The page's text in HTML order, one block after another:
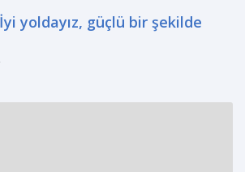
yoldayız, güçlü bir şekilde